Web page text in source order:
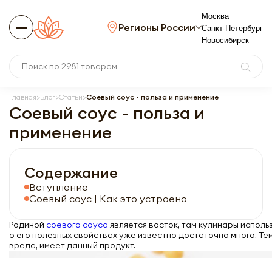
Регионы России
Москва
Санкт-Петербург
Новосибирск
Главная Блог Статьи Соевый соус - польза и применение
Соевый соус - польза и
применение
Родиной соевого соуса является восток, там кулинары
о его полезных свойствах уже известно достаточно много.
вреда, имеет данный продукт.
Содержание
Вступление
Соевый соус | Как это устроено